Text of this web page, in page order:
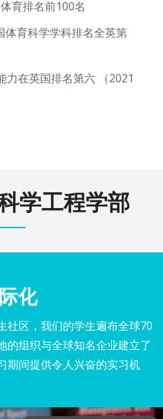
育排名前100名
体育科学学科排名全英第
力在英国排名第六 （2021
学工程学部
化
社区，我们的学生遍布全球70
的组织与全球知名企业建立了
期间提供令人兴奋的实习机
和人员
设施，已斥资超过 5000 万英
间、车间和最新技术，以支持
作室、计算机实验室、可用
团队
训练有素、高素质的专业服